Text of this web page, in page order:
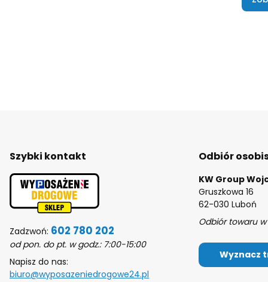
Szybki kontakt
Zadzwoń: 602 780 202
od pon. do pt. w godz.: 7:00-15:00
Napisz do nas:
biuro@wyposazeniedrogowe24.pl
Odbiór
KW Group
Gruszkowa 16
62-030 Luboń
Odbiór towaru
Wyznacz